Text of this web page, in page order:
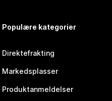
Populære kategorier
Direktefrakting
Markedsplasser
Produktanmeldelser